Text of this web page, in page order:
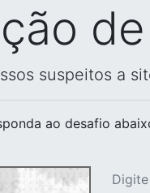
suspeitos a
ao desafio